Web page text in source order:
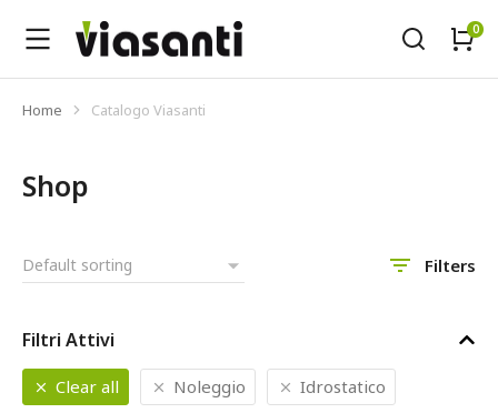
Tu sei qui:
Home Catalogo Viasanti
Shop
Filters
Filtri Attivi
Clear all Noleggio Idrostatico